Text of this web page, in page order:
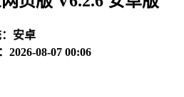
安卓
2026-08-07 00:06